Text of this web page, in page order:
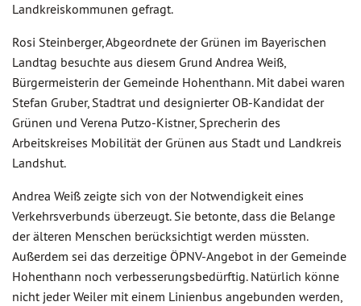
Landkreiskommunen gefragt.
Rosi Steinberger, Abgeordnete der Grünen im Bayerischen
Landtag besuchte aus diesem Grund Andrea Weiß,
Bürgermeisterin der Gemeinde Hohenthann. Mit dabei waren
Stefan Gruber, Stadtrat und designierter OB-Kandidat der
Grünen und Verena Putzo-Kistner, Sprecherin des
Arbeitskreises Mobilität der Grünen aus Stadt und Landkreis
Landshut.
Andrea Weiß zeigte sich von der Notwendigkeit eines
Verkehrsverbunds überzeugt. Sie betonte, dass die Belange
der älteren Menschen berücksichtigt werden müssten.
Außerdem sei das derzeitige ÖPNV-Angebot in der Gemeinde
Hohenthann noch verbesserungsbedürftig. Natürlich könne
nicht jeder Weiler mit einem Linienbus angebunden werden,